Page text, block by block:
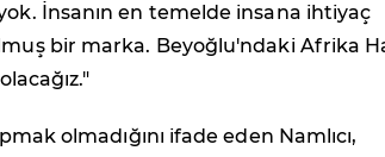
İnsanın en temelde insana ihtiyaç
bir marka. Beyoğlu'ndaki Afrika
olmadığını ifade eden Namlıcı,